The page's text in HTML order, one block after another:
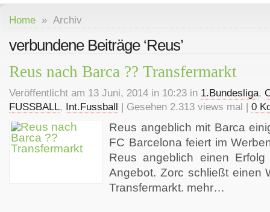
Home » Archiv
verbundene Beiträge ‘Reus’
Reus nach Barca ?? Transfermarkt
Veröffentlicht am 13 Juni, 2014 in 10:23 in 1.Bundesliga,
FUSSBALL, Int.Fussball | Gesehen 2.313 views mal | 0
Reus angeblich mit Barca
FC Barcelona feiert im
Reus angeblich einen
Angebot. Zorc schließt einen
Transfermarkt. mehr…